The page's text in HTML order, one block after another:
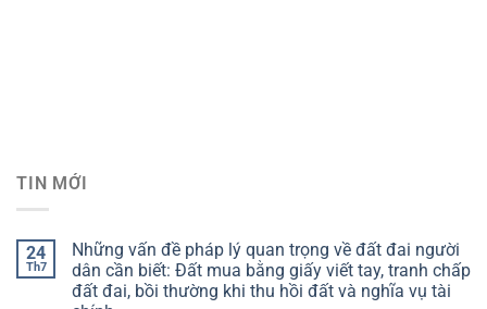
TIN MỚI
24
Th7
Những vấn đề pháp lý quan trọng về đất đai người
dân cần biết: Đất mua bằng giấy viết tay, tranh chấp
đất đai, bồi thường khi thu hồi đất và nghĩa vụ tài